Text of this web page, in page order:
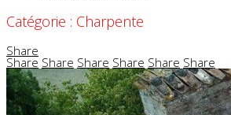
Catégorie : Charpente
Share
Share Share Share Share Share Share